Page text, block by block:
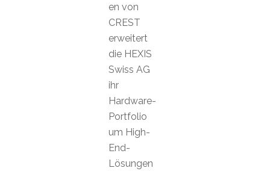
en von
CREST
erweitert
die HEXIS
Swiss AG
ihr
Hardware-
Portfolio
um High-
End-
Lösungen